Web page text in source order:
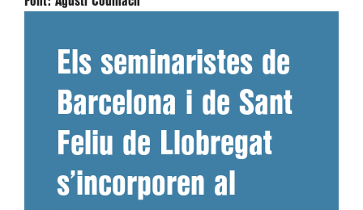
Els seminaristes de
Barcelona i de Sant
Feliu de Llobregat
s’incorporen al